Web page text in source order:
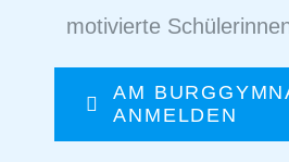
motivierte
AM
ANMELDEN